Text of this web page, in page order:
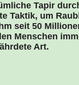
Tapir
Taktik, um
seit 50
Menschen
Art.